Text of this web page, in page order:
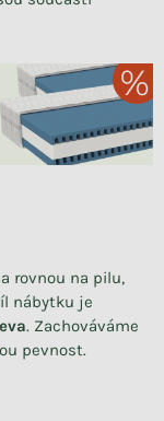
rovnou na pilu,
nábytku je
. Zachováváme
pevnost.